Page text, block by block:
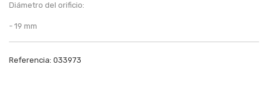
Diámetro del orificio:
- 19 mm
Referencia: 033973